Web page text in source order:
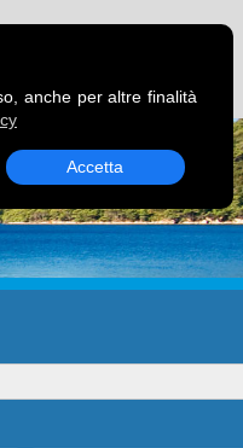
anche per altre finalità
Accetta